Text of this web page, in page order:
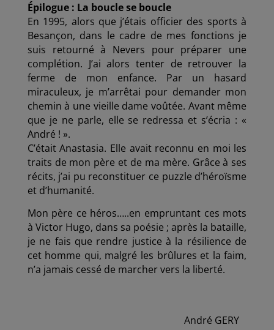
Épilogue : La boucle se boucle
En 1995, alors que j’étais officier des sports à
Besançon, dans le cadre de mes fonctions je
suis retourné à Nevers pour préparer une
complétion. J’ai alors tenter de retrouver la
ferme de mon enfance. Par un hasard
miraculeux, je m’arrêtai pour demander mon
chemin à une vieille dame voûtée. Avant même
que je ne parle, elle se redressa et s’écria : «
André ! ».
C’était Anastasia. Elle avait reconnu en moi les
traits de mon père et de ma mère. Grâce à ses
récits, j’ai pu reconstituer ce puzzle d’héroïsme
et d’humanité.
Mon père ce héros…..en empruntant ces mots
à Victor Hugo, dans sa poésie ; après la bataille,
je ne fais que rendre justice à la résilience de
cet homme qui, malgré les brûlures et la faim,
n’a jamais cessé de marcher vers la liberté.
André GERY